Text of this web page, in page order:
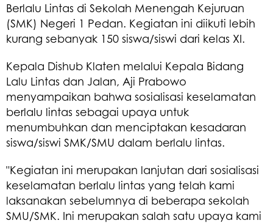
Berlalu Lintas di Sekolah Menengah Kejuruan
(SMK) Negeri 1 Pedan. Kegiatan ini diikuti lebih
kurang sebanyak 150 siswa/siswi dari kelas XI.
Kepala Dishub Klaten melalui Kepala Bidang
Lalu Lintas dan Jalan, Aji Prabowo
menyampaikan bahwa sosialisasi keselamatan
berlalu lintas sebagai upaya untuk
menumbuhkan dan menciptakan kesadaran
siswa/siswi SMK/SMU dalam berlalu lintas.
"Kegiatan ini merupakan lanjutan dari sosialisasi
keselamatan berlalu lintas yang telah kami
laksanakan sebelumnya di beberapa sekolah
SMU/SMK. Ini merupakan salah satu upaya kami